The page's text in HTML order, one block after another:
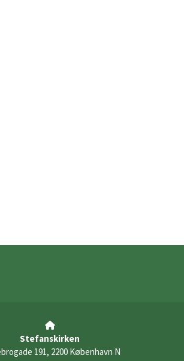

Stefanskirken
191, 2200 København N